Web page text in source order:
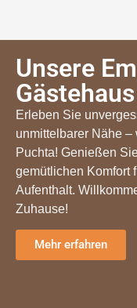
Unsere
Erleben Sie
unmittelbarer Nähe
Puchta! Genießen
gemütlichen Komfort
Aufenthalt.
Zuhause!
Mehr erfahren